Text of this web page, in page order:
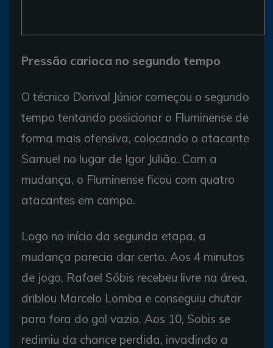
Pressão carioca no segundo tempo
O técnico Dorival Júnior começou o segundo
tempo tentando posicionar o Fluminense de
forma mais ofensiva, colocando o atacante
Samuel no lugar de Igor Julião. Com a
mudança, o Fluminense ficou com quatro
atacantes em campo.
Logo no início da segunda etapa, a
mudança parecia dar certo. Aos 4 minutos
de jogo, Rafael Sóbis recebeu livre na área,
driblou Marcelo Lomba e conseguiu chutar
para fora do gol vazio. Aos 10, Sobis se
redimiu da chance perdida, invadindo a